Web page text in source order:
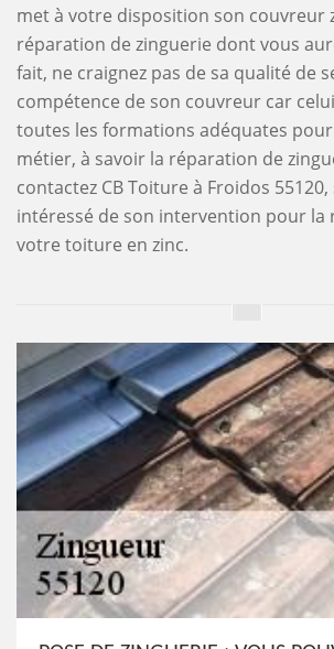
met à votre disposition son couvreur
réparation de zinguerie dont vous
fait, ne craignez pas de sa qualité de
compétence de son couvreur car
toutes les formations adéquates pour
métier, à savoir la réparation de
contactez CB Toiture à Froidos
intéressé de son intervention pour la
votre toiture en zinc.